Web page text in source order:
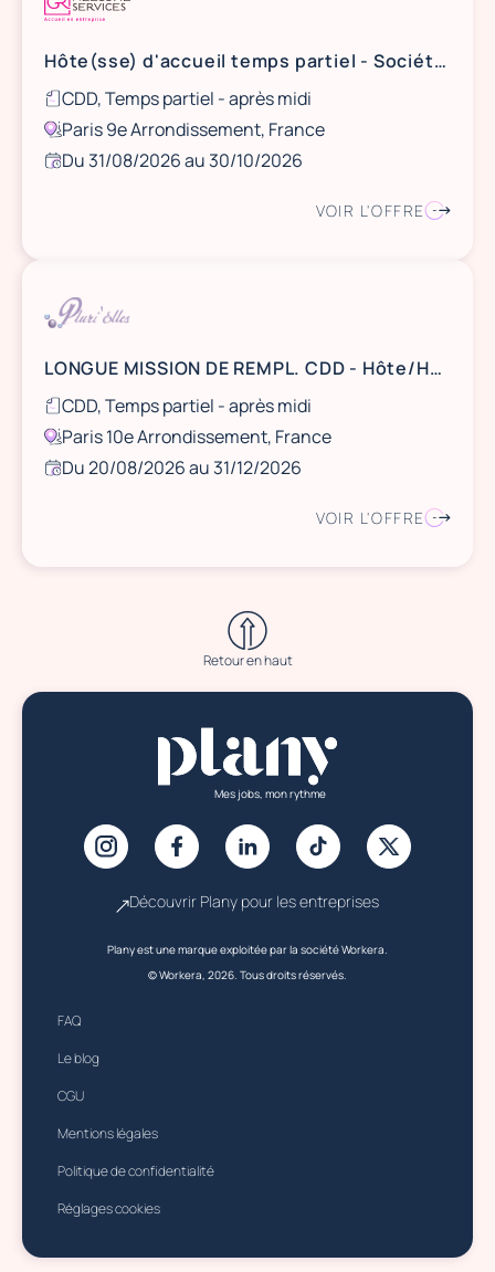
Hôte(sse) d'accueil temps partiel - Société de conseil (CDD) (H/F)
CDD, Temps partiel - après midi
Paris 9e Arrondissement, France
Du 31/08/2026 au 30/10/2026
VOIR L'OFFRE
LONGUE MISSION DE REMPL. CDD - Hôte/Hôtesse d'accueil - Paris 10
CDD, Temps partiel - après midi
Paris 10e Arrondissement, France
Du 20/08/2026 au 31/12/2026
VOIR L'OFFRE
Retour en haut
Mes jobs, mon rythme
Découvrir Plany pour les entreprises
Plany est une marque exploitée par la société Workera.
© Workera, 2026. Tous droits réservés.
FAQ
Le blog
CGU
Mentions légales
Politique de confidentialité
Réglages cookies